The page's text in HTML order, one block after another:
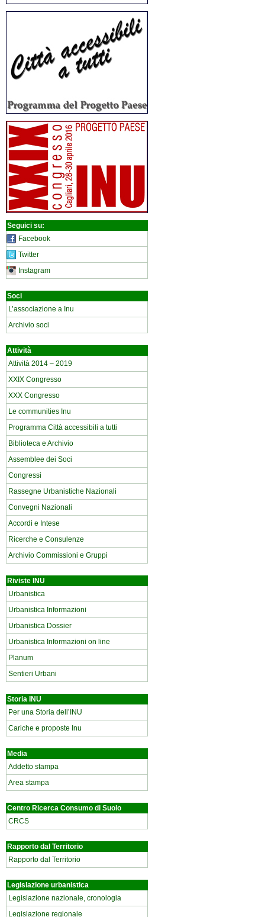
Seguici su:
Facebook
Twitter
Instagram
Soci
L’associazione a Inu
Archivio soci
Attività
Attività 2014 – 2019
XXIX Congresso
XXX Congresso
Le communities Inu
Programma Città accessibili a tutti
Biblioteca e Archivio
Assemblee dei Soci
Congressi
Rassegne Urbanistiche Nazionali
Convegni Nazionali
Accordi e Intese
Ricerche e Consulenze
Archivio Commissioni e Gruppi
Riviste INU
Urbanistica
Urbanistica Informazioni
Urbanistica Dossier
Urbanistica Informazioni on line
Planum
Sentieri Urbani
Storia INU
Per una Storia dell’INU
Cariche e proposte Inu
Media
Addetto stampa
Area stampa
Centro Ricerca Consumo di Suolo
CRCS
Rapporto dal Territorio
Rapporto dal Territorio
Legislazione urbanistica
Legislazione nazionale, cronologia
Legislazione regionale